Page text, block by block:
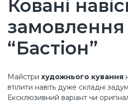
Ковані
“Бастіон”
Майстри художнього кування
втілити навіть дуже складні
Ексклюзивний варіант чи